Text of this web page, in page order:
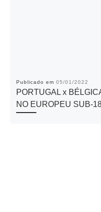
Publicado em 05/01/2022
PORTUGAL x
NO EUROPEU SUB-